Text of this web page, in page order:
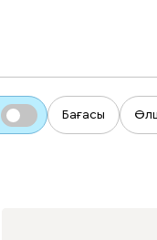
Бағасы